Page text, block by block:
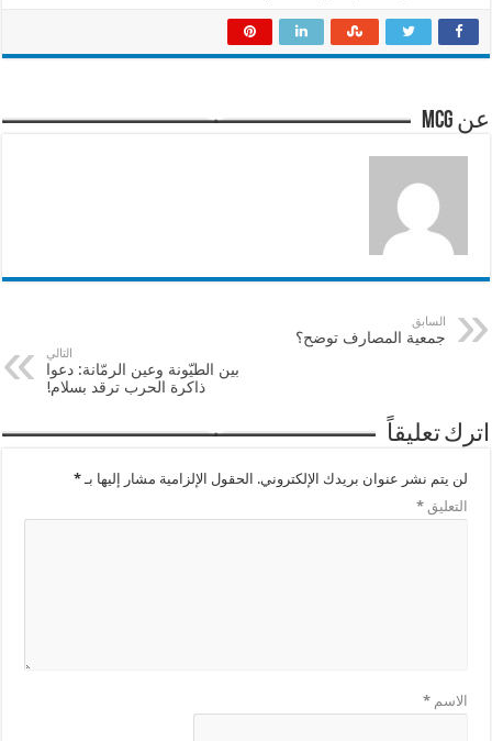
عن mcg
السابق
جمعية المصارف توضح؟
التالي
بين الطيّونة وعين الرمّانة: دعوا
ذاكرة الحرب ترقد بسلام!
اترك تعليقاً
لن يتم نشر عنوان بريدك الإلكتروني. الحقول الإلزامية مشار إليها بـ*
التعليق*
الاسم*